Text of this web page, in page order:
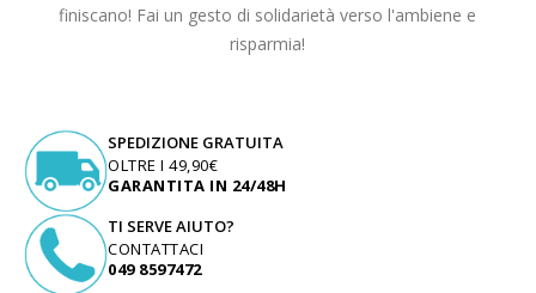
finiscano! Fai un gesto di solidarietà verso l'ambiene e
risparmia!
SPEDIZIONE GRATUITA
OLTRE I 49,90€
GARANTITA IN 24/48H
TI SERVE AIUTO?
CONTATTACI
049 8597472